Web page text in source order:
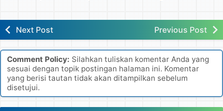
Next Post Previous Post
Comment Policy: Silahkan tuliskan komentar Anda yang
sesuai dengan topik postingan halaman ini. Komentar
yang berisi tautan tidak akan ditampilkan sebelum
disetujui.